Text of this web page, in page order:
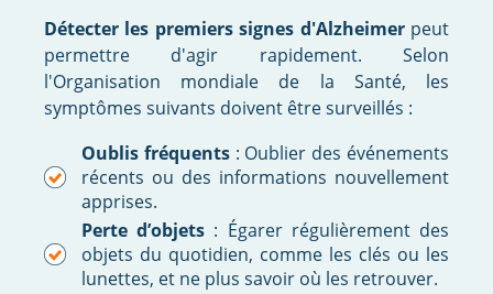
Détecter les premiers signes d'Alzheimer peut
permettre d'agir rapidement. Selon
l'Organisation mondiale de la Santé, les
symptômes suivants doivent être surveillés :
Oublis fréquents : Oublier des événements
récents ou des informations nouvellement
apprises.
Perte d’objets : Égarer régulièrement des
objets du quotidien, comme les clés ou les
lunettes, et ne plus savoir où les retrouver.